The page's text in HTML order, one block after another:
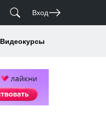
Вход
Видеокурсы